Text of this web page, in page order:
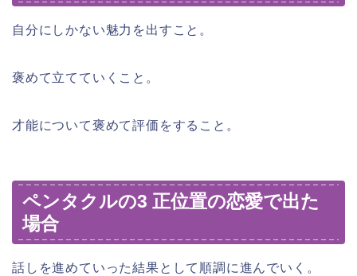
自分にしかない魅力を出すこと。
褒めて立てていくこと。
才能について褒めて評価をすること。
ペンタクルの3 正位置の恋愛で出た
場合
話しを進めていった結果として順調に進んでいく。